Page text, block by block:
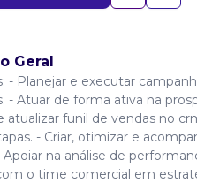
Geral
- Planejar e executar
- Atuar de forma ativa na
atualizar funil de vendas no
- Criar, otimizar e
Apoiar na análise de
o time comercial em